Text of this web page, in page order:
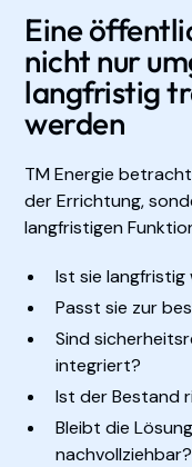
Eine
nicht nur
langfristig
werden
TM Energie
der Errichtung,
langfristigen
Ist sie
Passt sie zur
Sind
integriert?
Ist der Bestand
Bleibt die
nachvollziehbar?